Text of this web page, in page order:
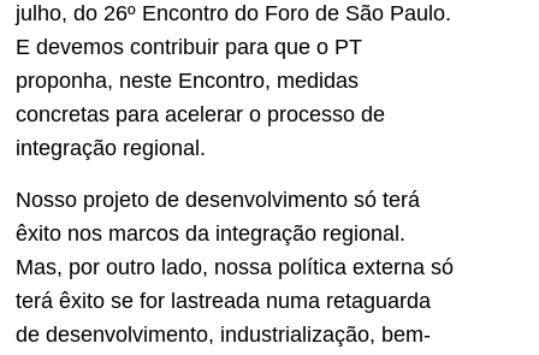
julho, do 26º Encontro do Foro de São Paulo.
E devemos contribuir para que o PT
proponha, neste Encontro, medidas
concretas para acelerar o processo de
integração regional.
Nosso projeto de desenvolvimento só terá
êxito nos marcos da integração regional.
Mas, por outro lado, nossa política externa só
terá êxito se for lastreada numa retaguarda
de desenvolvimento, industrialização, bem-